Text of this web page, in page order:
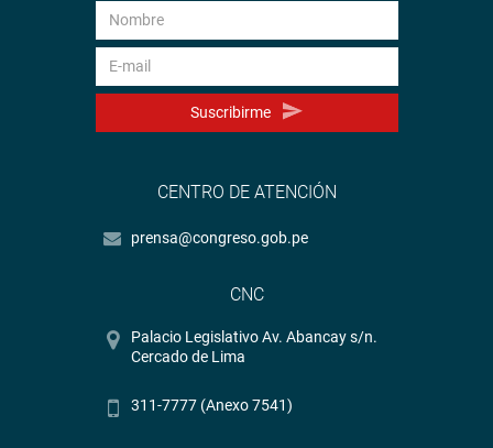
Suscribirme
CENTRO DE ATENCIÓN
prensa@congreso.gob.pe
CNC
Palacio Legislativo Av. Abancay s/n.
Cercado de Lima
311-7777 (Anexo 7541)